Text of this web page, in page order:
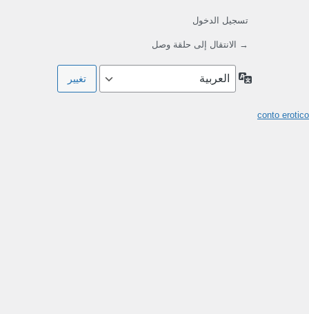
تسجيل الدخول
→ الانتقال إلى حلقة وصل
اللغة
conto erotico